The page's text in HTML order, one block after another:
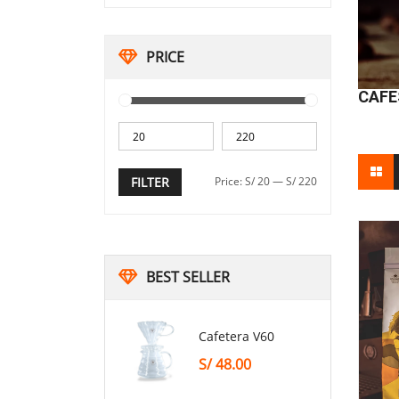
PRICE
FILTER Price:S/ 20—S/ 220
BEST SELLER
Cafetera V60
S/48.00